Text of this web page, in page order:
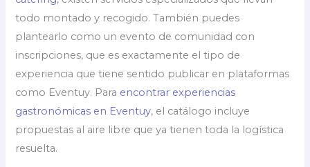
todo montado y recogido. También puedes
plantearlo como un evento de comunidad con
inscripciones, que es exactamente el tipo de
experiencia que tiene sentido publicar en plataformas
como Eventuy. Para encontrar experiencias
gastronómicas en Eventuy, el catálogo incluye
propuestas al aire libre que ya tienen toda la logística
resuelta.